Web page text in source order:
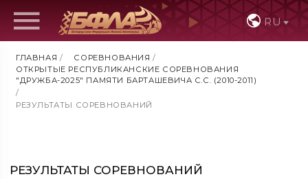
RU
ГЛАВНАЯ / СОРЕВНОВАНИЯ /
ОТКРЫТЫЕ РЕСПУБЛИКАНСКИЕ СОРЕВНОВАНИЯ
"ДРУЖБА-2025" ПАМЯТИ БАРТАШЕВИЧА С.С. (2010-2011)
/
РЕЗУЛЬТАТЫ СОРЕВНОВАНИЙ
РЕЗУЛЬТАТЫ СОРЕВНОВАНИЙ